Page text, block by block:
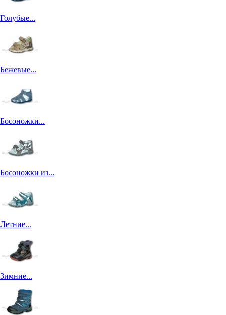
Голубые...
Бежевые...
Босоножки...
Босоножки из...
Летние...
Зимние...